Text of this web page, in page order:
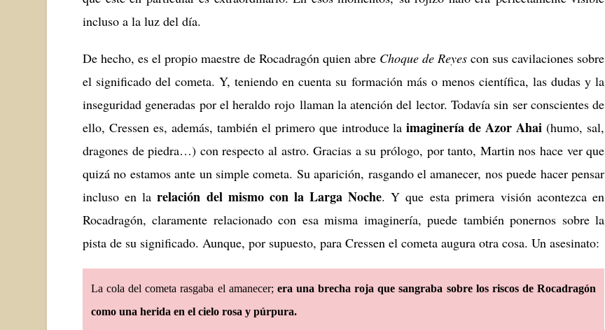
incluso a la luz del día.
De hecho, es el propio maestre de Rocadragón quien abre Choque de Reyes con sus cavilaciones sobre
el significado del cometa. Y, teniendo en cuenta su formación más o menos científica, las dudas y la
inseguridad generadas por el heraldo rojo llaman la atención del lector. Todavía sin ser conscientes de
ello, Cressen es, además, también el primero que introduce laimaginería de Azor Ahai (humo, sal,
dragones de piedra…) con respecto al astro. Gracias a su prólogo, por tanto, Martin nos hace ver que
quizá no estamos ante un simple cometa. Su aparición, rasgando el amanecer, nos puede hacer pensar
incluso en larelación del mismo con la Larga Noche. Y que esta primera visión acontezca en
Rocadragón, claramente relacionado con esa misma imaginería, puede también ponernos sobre la
pista de su significado. Aunque, por supuesto, para Cressen el cometa augura otra cosa. Un asesinato:
La cola del cometa rasgaba el amanecer; era una brecha roja que sangraba sobre los riscos de Rocadragón
como una herida en el cielo rosa y púrpura.